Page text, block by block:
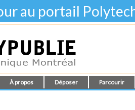
au portail
À propos Déposer Parcourir